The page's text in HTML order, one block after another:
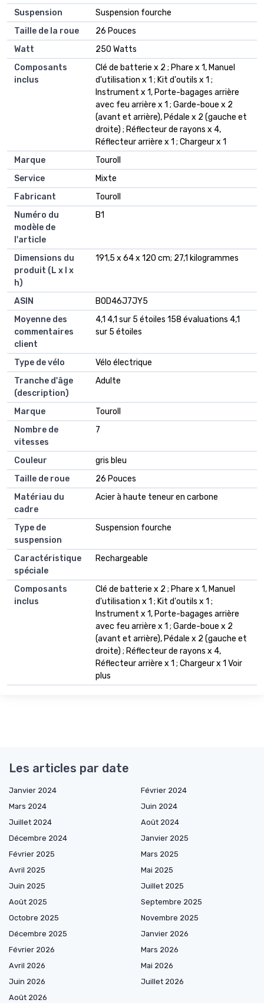
Suspension
‎Suspension fourche
Taille de la roue
‎26 Pouces
Watt
‎250 Watts
Composants
inclus
‎Clé de batterie x 2 ; Phare x 1, Manuel
d'utilisation x 1 ; Kit d'outils x 1 ;
Instrument x 1, Porte-bagages arrière
avec feu arrière x 1 ; Garde-boue x 2
(avant et arrière), Pédale x 2 (gauche et
droite) ; Réflecteur de rayons x 4,
Réflecteur arrière x 1 ; Chargeur x 1
Marque
‎Touroll
Service
‎Mixte
Fabricant
‎Touroll
Numéro du
modèle de
l'article
‎B1
Dimensions du
produit (L x l x
h)
‎191,5 x 64 x 120 cm; 27,1 kilogrammes
ASIN
‎B0D46J7JY5
Moyenne des
commentaires
client
4,1 4,1 sur 5 étoiles 158 évaluations 4,1
sur 5 étoiles
Type de vélo
Vélo électrique
Tranche d'âge
(description)
Adulte
Marque
Touroll
Nombre de
vitesses
7
Couleur
gris bleu
Taille de roue
26 Pouces
Matériau du
cadre
Acier à haute teneur en carbone
Type de
suspension
Suspension fourche
Caractéristique
spéciale
Rechargeable
Composants
inclus
Clé de batterie x 2 ; Phare x 1, Manuel
d'utilisation x 1 ; Kit d'outils x 1 ;
Instrument x 1, Porte-bagages arrière
avec feu arrière x 1 ; Garde-boue x 2
(avant et arrière), Pédale x 2 (gauche et
droite) ; Réflecteur de rayons x 4,
Réflecteur arrière x 1 ; Chargeur x 1 Voir
plus
Les articles par date
Janvier 2024
Février 2024
Mars 2024
Juin 2024
Juillet 2024
Août 2024
Décembre 2024
Janvier 2025
Février 2025
Mars 2025
Avril 2025
Mai 2025
Juin 2025
Juillet 2025
Août 2025
Septembre 2025
Octobre 2025
Novembre 2025
Décembre 2025
Janvier 2026
Février 2026
Mars 2026
Avril 2026
Mai 2026
Juin 2026
Juillet 2026
Août 2026